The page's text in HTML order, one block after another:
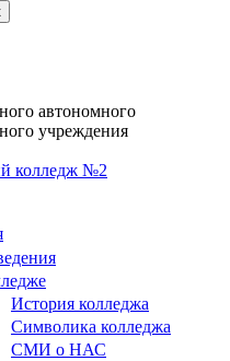
автономного
учреждения
колледж №2
История колледжа
Символика колледжа
СМИ о НАС